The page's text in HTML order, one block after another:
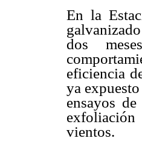
En la
dos
eficiencia
ya
ensayos
exfoliación
vientos.